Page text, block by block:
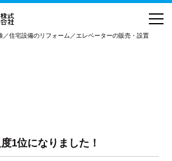
／住宅設備のリフォーム／エレベーターの販売・設置
1位になりました！